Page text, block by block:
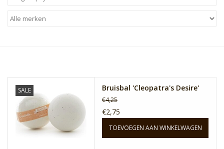
Verpakking
Reviews
SALE Bruisbal 'Cleopatra's Desire'
€4,25
€2,75
TOEVOEGEN AAN WINKELWAGEN